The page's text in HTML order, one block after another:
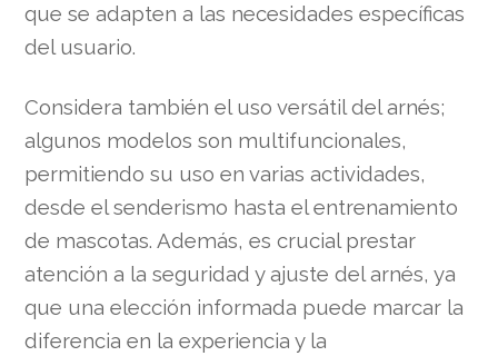
que se adapten a las necesidades específicas
del usuario.
Considera también el uso versátil del arnés;
algunos modelos son multifuncionales,
permitiendo su uso en varias actividades,
desde el senderismo hasta el entrenamiento
de mascotas. Además, es crucial prestar
atención a la seguridad y ajuste del arnés, ya
que una elección informada puede marcar la
diferencia en la experiencia y la